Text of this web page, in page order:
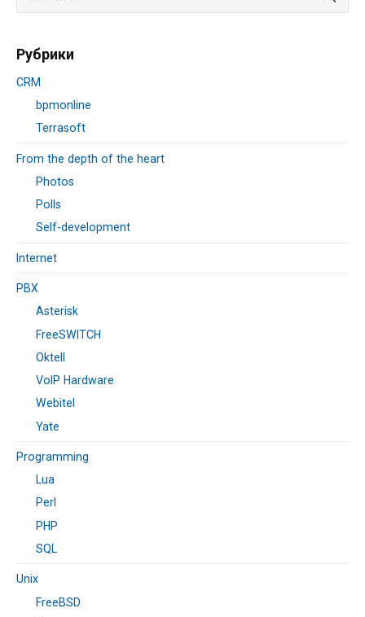
for:
Рубрики
CRM
bpmonline
Terrasoft
From the depth of the heart
Photos
Polls
Self-development
Internet
PBX
Asterisk
FreeSWITCH
Oktell
VoIP Hardware
Webitel
Yate
Programming
Lua
Perl
PHP
SQL
Unix
FreeBSD